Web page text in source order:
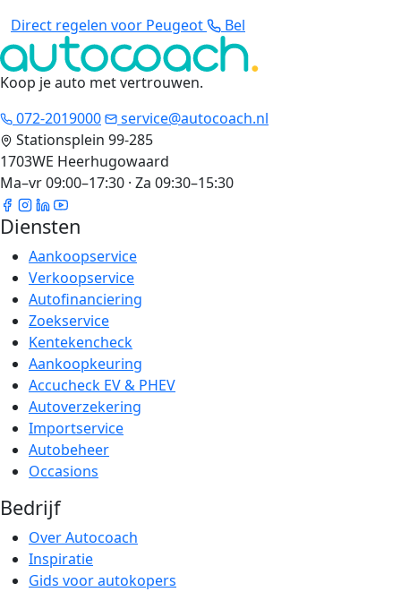
Direct regelen voor Peugeot
Bel
Koop je auto met vertrouwen.
072-2019000
service@autocoach.nl
Stationsplein 99-285
1703WE Heerhugowaard
Ma–vr 09:00–17:30 · Za 09:30–15:30
Diensten
Aankoopservice
Verkoopservice
Autofinanciering
Zoekservice
Kentekencheck
Aankoopkeuring
Accucheck EV & PHEV
Autoverzekering
Importservice
Autobeheer
Occasions
Bedrijf
Over Autocoach
Inspiratie
Gids voor autokopers